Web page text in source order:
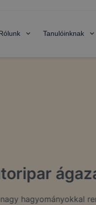
Tanulóinknak
ágazat
hagyományokkal